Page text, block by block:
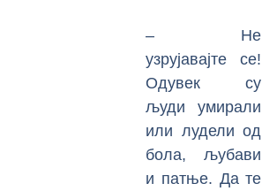
– Не
узрујавајте се!
Одувек су
људи умирали
или лудели од
бола, љубави
и патње. Да те